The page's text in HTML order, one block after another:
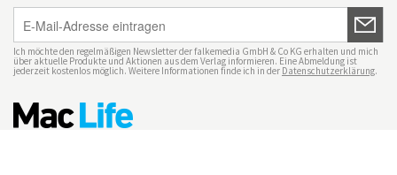
Ich möchte den regelmäßigen Newsletter der falkemedia GmbH & Co KG erhalten und mich
über aktuelle Produkte und Aktionen aus dem Verlag informieren. Eine Abmeldung ist
jederzeit kostenlos möglich. Weitere Informationen finde ich in der Datenschutzerklärung.